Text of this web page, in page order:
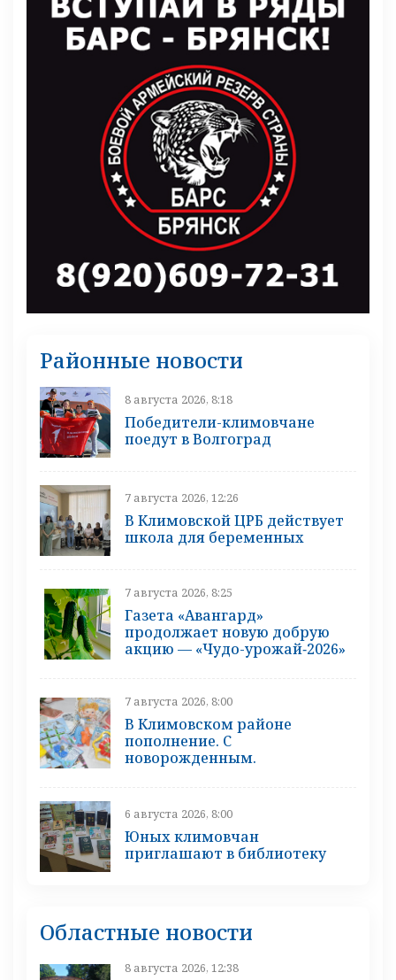
Районные новости
8 августа 2026, 8:18
Победители-климовчане
поедут в Волгоград
7 августа 2026, 12:26
В Климовской ЦРБ действует
школа для беременных
7 августа 2026, 8:25
Газета «Авангард»
продолжает новую добрую
акцию — «Чудо-урожай‑2026»
7 августа 2026, 8:00
В Климовском районе
пополнение. С
новорожденным.
6 августа 2026, 8:00
Юных климовчан
приглашают в библиотеку
Областные новости
8 августа 2026, 12:38